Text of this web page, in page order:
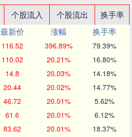
个股流入 个股流出
换手率
最新价 涨幅
换手率
116.52 396.89% 79.39%
110.02 20.21% 16.80%
14.8 20.03% 14.18%
20.44 20.02% 14.77%
46.72 20.01% 5.62%
61.6 20.01% 6.12%
83.62 20.01% 18.37%